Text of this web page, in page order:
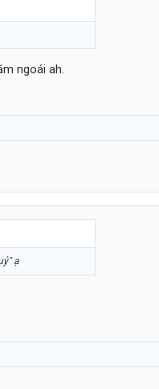
ngoái ah.
ạ